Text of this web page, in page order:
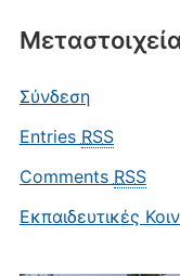
Μεταστοιχεία
Σύνδεση
Entries RSS
Comments RSS
Εκπαιδευτικές